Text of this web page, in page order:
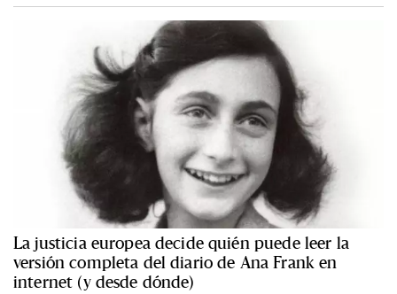
La justicia europea decide quién puede leer la
versión completa del diario de Ana Frank en
internet (y desde dónde)